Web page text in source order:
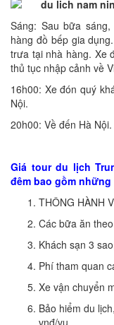
Sáng: Sau bữa
hàng đồ bếp gia
trưa tại nhà hàng. Xe
thủ tục nhập cảnh về
16h00: Xe đón quý
Nội.
20h00: Về đến Hà
Giá tour du lịch
đêm bao gồm những
THÔNG HÀNH
Các bữa ăn
Khách sạn 3
Phí tham quan
Xe vận chuyển
Bảo hiểm du
vnđ/vụ.